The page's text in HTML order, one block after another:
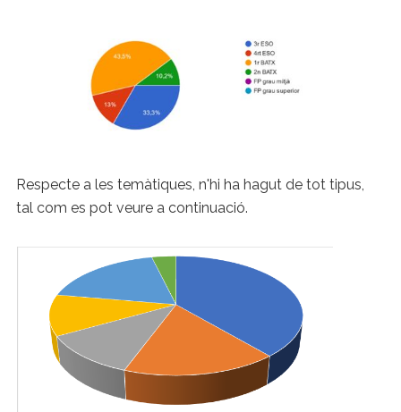
Respecte a les temàtiques, n'hi ha hagut de tot tipus,
tal com es pot veure a continuació.